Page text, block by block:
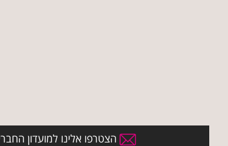
הצטרפו אלינו למועדון